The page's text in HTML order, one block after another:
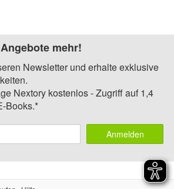
mehr!
Newsletter und erhalte exklusive
Nextory kostenlos - Zugriff auf 1,4
Books.*
Anmelden